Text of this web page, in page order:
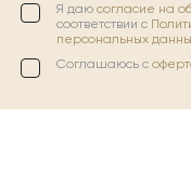
Я даю согласие на
соответствии с
персональных
Соглашаюсь с